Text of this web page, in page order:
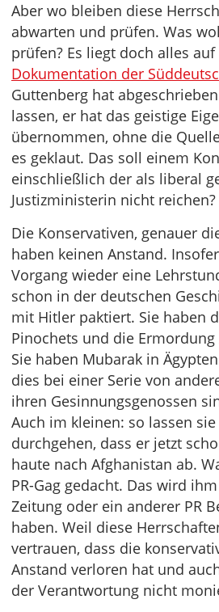
Aber wo bleiben diese
abwarten und prüfen. Was
prüfen? Es liegt doch alles
Dokumentation der
Guttenberg hat
lassen, er hat das geistige
übernommen, ohne die
es geklaut. Das soll einem
einschließlich der als liberal
Justizministerin nicht reichen?
Die Konservativen, genauer
haben keinen Anstand.
Vorgang wieder eine
schon in der deutschen
mit Hitler paktiert. Sie haben
Pinochets und die
Sie haben Mubarak in
dies bei einer Serie von
ihren Gesinnungsgenossen
Auch im kleinen: so lassen
durchgehen, dass er jetzt
haute nach Afghanistan ab.
PR-Gag gedacht. Das wird
Zeitung oder ein anderer PR
haben. Weil diese
vertrauen, dass die
Anstand verloren hat und
der Verantwortung nicht